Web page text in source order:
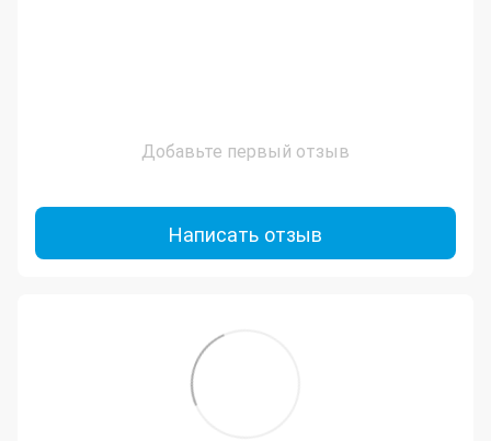
Добавьте первый отзыв
Написать отзыв